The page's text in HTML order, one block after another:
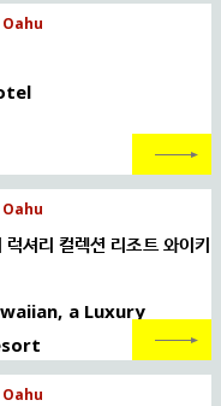
럭셔리 컬렉션 리조트 와이키
a Luxury